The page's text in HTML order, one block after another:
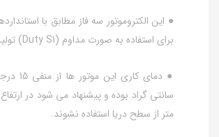
● این الکتروموتور سه فاز مطابق با
برای استفاده به صورت مداوم (Duty S1) تولید شده است.
متر از سطح دریا استفاده نشوند.